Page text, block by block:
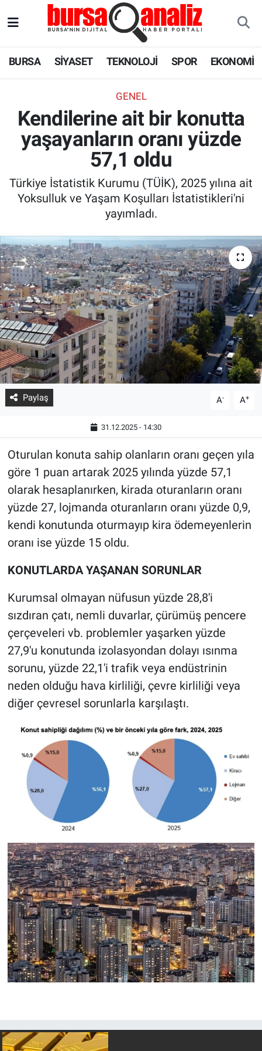
BURSA SİYASET TEKNOLOJİ SPOR EKONOMİ
GENEL
Kendilerine ait bir konutta
yaşayanların oranı yüzde
57,1 oldu
Türkiye İstatistik Kurumu (TÜİK), 2025 yılına ait
Yoksulluk ve Yaşam Koşulları İstatistikleri'ni
yayımladı.
Paylaş A- A+
31.12.2025 - 14:30
Oturulan konuta sahip olanların oranı geçen yıla
göre 1 puan artarak 2025 yılında yüzde 57,1
olarak hesaplanırken, kirada oturanların oranı
yüzde 27, lojmanda oturanların oranı yüzde 0,9,
kendi konutunda oturmayıp kira ödemeyenlerin
oranı ise yüzde 15 oldu.
KONUTLARDA YAŞANAN SORUNLAR
Kurumsal olmayan nüfusun yüzde 28,8'i
sızdıran çatı, nemli duvarlar, çürümüş pencere
çerçeveleri vb. problemler yaşarken yüzde
27,9'u konutunda izolasyondan dolayı ısınma
sorunu, yüzde 22,1'i trafik veya endüstrinin
neden olduğu hava kirliliği, çevre kirliliği veya
diğer çevresel sorunlarla karşılaştı.
SPOR
SAĞLIK
BLOG
Süper Lig Puan Durumu ve Fikstür
Tüm Manşetler
Son Dakika Haberleri